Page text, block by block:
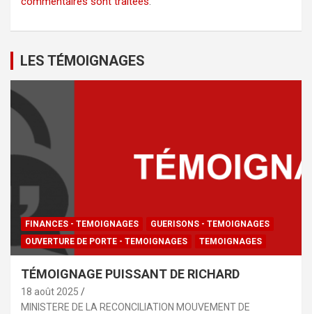
LES TÉMOIGNAGES
FINANCES - TEMOIGNAGES
GUERISONS - TEMOIGNAGES
OUVERTURE DE PORTE - TEMOIGNAGES
TEMOIGNAGES
TÉMOIGNAGE PUISSANT DE RICHARD
18 août 2025
MINISTERE DE LA RECONCILIATION MOUVEMENT DE